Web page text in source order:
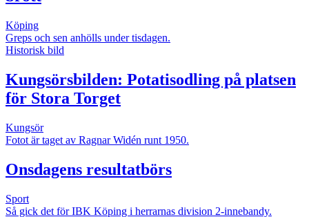
Köping
Greps och sen anhölls under tisdagen.
Historisk bild
Kungsörsbilden: Potatisodling på platsen
för Stora Torget
Kungsör
Fotot är taget av Ragnar Widén runt 1950.
Onsdagens resultatbörs
Sport
Så gick det för IBK Köping i herrarnas division 2-innebandy.